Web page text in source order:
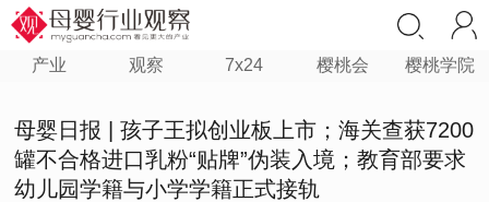
产业 观察 7x24 樱桃会 樱桃学院
母婴日报 | 孩子王拟创业板上市；海关查获7200
罐不合格进口乳粉“贴牌”伪装入境；教育部要求
幼儿园学籍与小学学籍正式接轨